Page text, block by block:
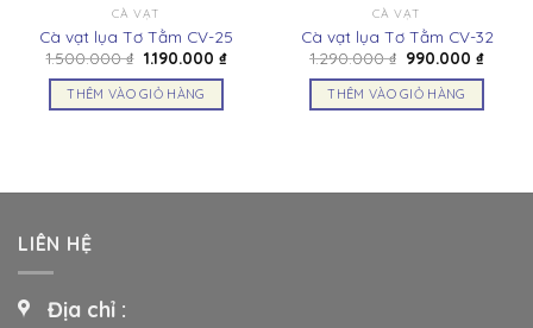
CÀ VẠT
Cà vạt lụa Tơ Tằm CV-25
1.500.000₫ Giá
là:
1.500.000 ₫.
1.190.000 ₫Giá
THÊM VÀO GIỎ HÀNG
CÀ VẠT
Cà vạt lụa Tơ Tằm CV-32
1.290.000₫ Giá
là:
1.290.000 ₫.
990.000₫Giá
THÊM VÀO GIỎ HÀNG
LIÊN HỆ
Địa chỉ :